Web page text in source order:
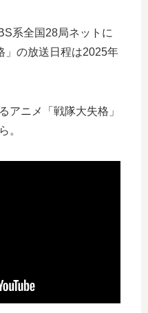
系全国28局ネットに
」の放送日程は2025年
アニメ「戦隊大失格」
。